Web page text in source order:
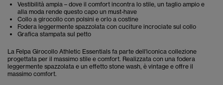
Vestibilità ampia – dove il comfort incontra lo stile, un taglio ampio e
alla moda rende questo capo un must-have
Collo a girocollo con polsini e orlo a costine
Fodera leggermente spazzolata con cuciture incrociate sul collo
Grafica stampata sul petto
La Felpa Girocollo Athletic Essentials fa parte dell'iconica collezione
progettata per il massimo stile e comfort. Realizzata con una fodera
leggermente spazzolata e un effetto stone wash, è vintage e offre il
massimo comfort.